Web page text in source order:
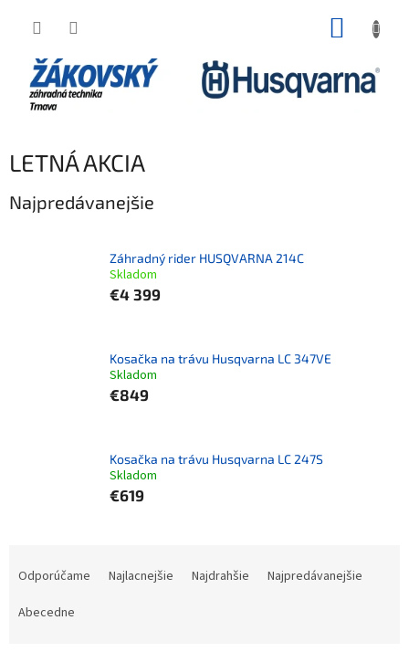
LETNÁ AKCIA
Najpredávanejšie
Záhradný rider HUSQVARNA 214C
Skladom
€4 399
Kosačka na trávu Husqvarna LC 347VE
Skladom
€849
Kosačka na trávu Husqvarna LC 247S
Skladom
€619
Odporúčame Najlacnejšie Najdrahšie
Najpredávanejšie
Abecedne